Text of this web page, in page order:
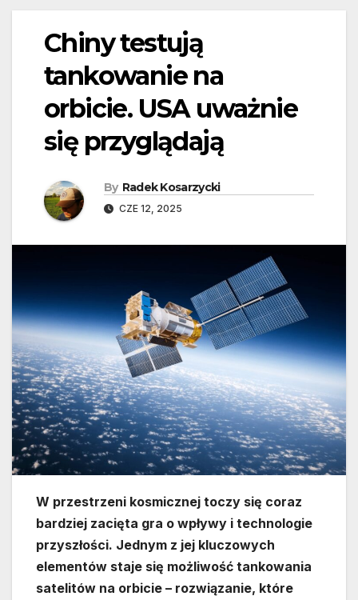
Chiny testują
tankowanie na
orbicie. USA uważnie
się przyglądają
By Radek Kosarzycki
CZE 12, 2025
W przestrzeni kosmicznej toczy się coraz
bardziej zacięta gra o wpływy i technologie
przyszłości. Jednym z jej kluczowych
elementów staje się możliwość tankowania
satelitów na orbicie – rozwiązanie, które